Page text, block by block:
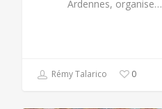
Ardennes, organise…
Rémy Talarico 0